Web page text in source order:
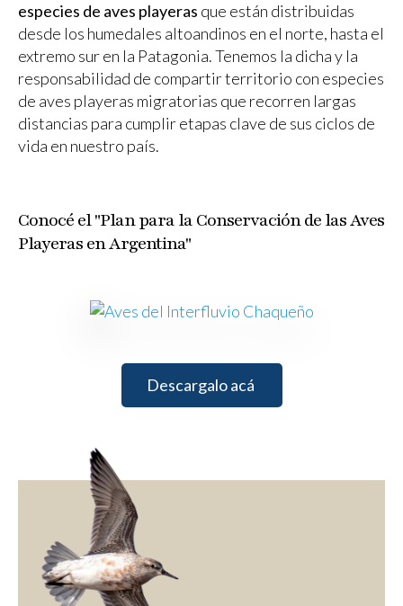
especies de aves playeras que están distribuidas
desde los humedales altoandinos en el norte, hasta el
extremo sur en la Patagonia. Tenemos la dicha y la
responsabilidad de compartir territorio con especies
de aves playeras migratorias que recorren largas
distancias para cumplir etapas clave de sus ciclos de
vida en nuestro país.
Conocé el "Plan para la Conservación de las Aves
Playeras en Argentina"
Descargalo acá